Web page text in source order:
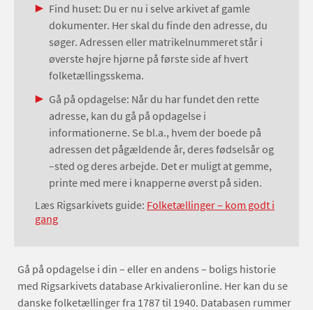
Find huset: Du er nu i selve arkivet af gamle
dokumenter. Her skal du finde den adresse, du
søger. Adressen eller matrikelnummeret står i
øverste højre hjørne på første side af hvert
folketællingsskema.
Gå på opdagelse: Når du har fundet den rette
adresse, kan du gå på opdagelse i
informationerne. Se bl.a., hvem der boede på
adressen det pågældende år, deres fødselsår og
–sted og deres arbejde. Det er muligt at gemme,
printe med mere i knapperne øverst på siden.
Læs Rigsarkivets guide: Folketællinger – kom godt i
gang
Gå på opdagelse i din – eller en andens – boligs historie
med Rigsarkivets database Arkivalieronline. Her kan du se
danske folketællinger fra 1787 til 1940. Databasen rummer